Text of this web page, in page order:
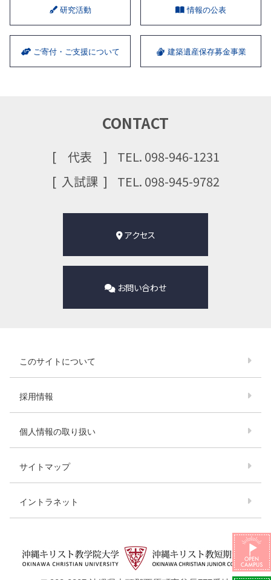
研究活動 情報の公表
ご寄付・ご支援について 建築遺産保存募金事業
CONTACT
代表
TEL. 098-946-1231
⼊試課
TEL. 098-945-9782
アクセス
お問い合わせ
このサイトについて
採用情報
個人情報の取り扱い
サイトマップ
イントラネット